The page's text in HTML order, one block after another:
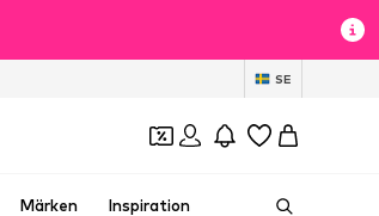
SE
Märken Inspiration